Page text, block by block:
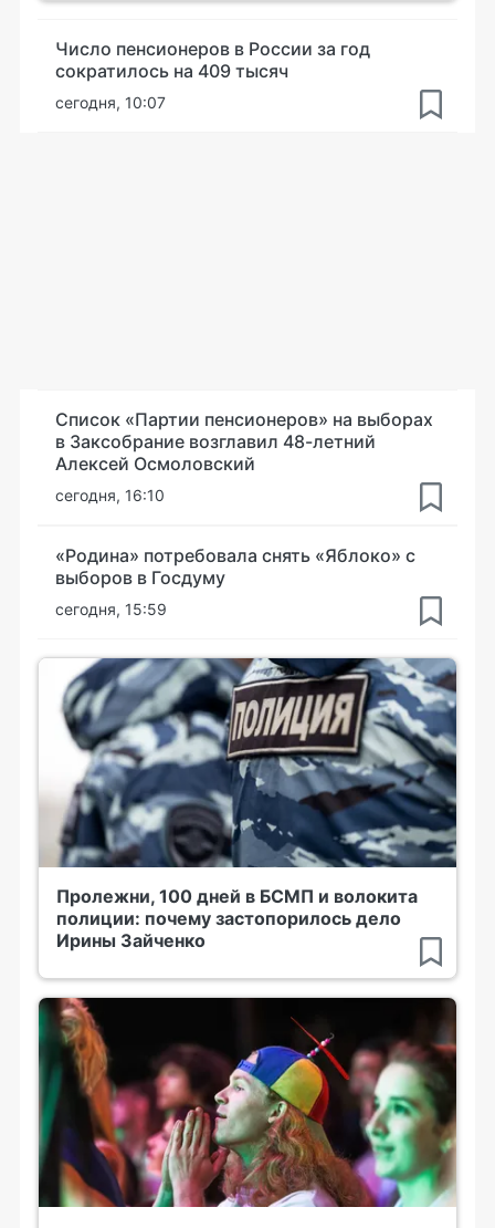
Число пенсионеров в России за год
сократилось на 409 тысяч
сегодня, 10:07
Список «Партии пенсионеров» на выборах
в Заксобрание возглавил 48-летний
Алексей Осмоловский
сегодня, 16:10
«Родина» потребовала снять «Яблоко» с
выборов в Госдуму
сегодня, 15:59
Пролежни, 100 дней в БСМП и волокита
полиции: почему застопорилось дело
Ирины Зайченко